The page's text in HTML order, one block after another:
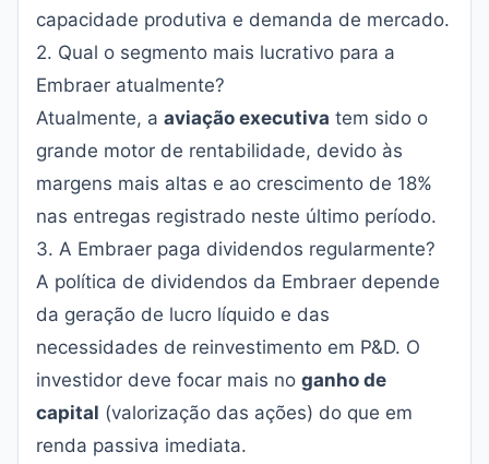
capacidade produtiva e demanda de mercado.
2. Qual o segmento mais lucrativo para a
Embraer atualmente?
Atualmente, a aviação executiva tem sido o
grande motor de rentabilidade, devido às
margens mais altas e ao crescimento de 18%
nas entregas registrado neste último período.
3. A Embraer paga dividendos regularmente?
A política de dividendos da Embraer depende
da geração de lucro líquido e das
necessidades de reinvestimento em P&D. O
investidor deve focar mais no ganho de
capital (valorização das ações) do que em
renda passiva imediata.